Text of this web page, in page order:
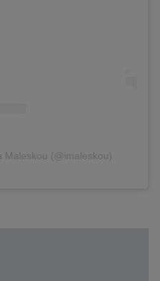
Maleskou (@imaleskou)